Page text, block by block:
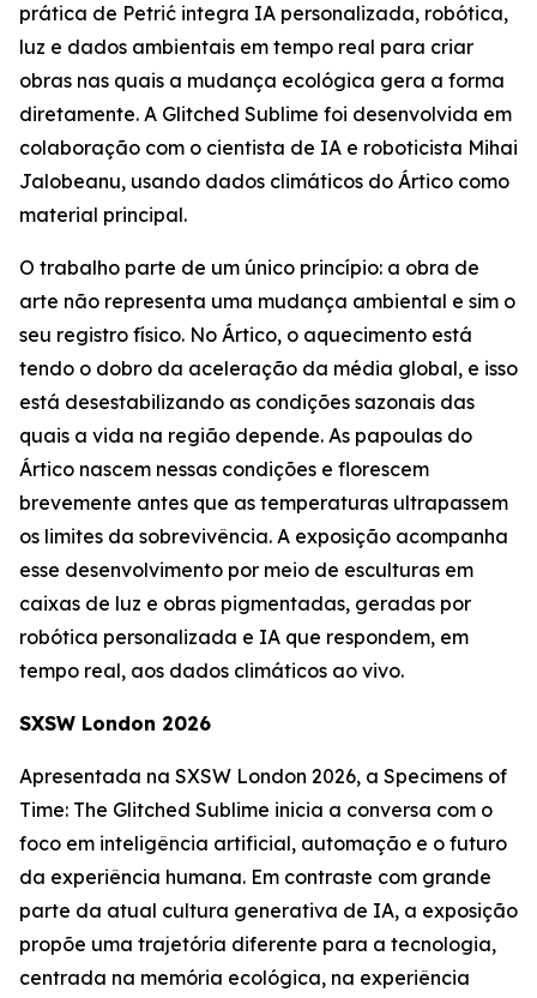
prática de Petrić integra IA personalizada, robótica,
luz e dados ambientais em tempo real para criar
obras nas quais a mudança ecológica gera a forma
diretamente. A Glitched Sublime foi desenvolvida em
colaboração com o cientista de IA e roboticista Mihai
Jalobeanu, usando dados climáticos do Ártico como
material principal.
O trabalho parte de um único princípio: a obra de
arte não representa uma mudança ambiental e sim o
seu registro físico. No Ártico, o aquecimento está
tendo o dobro da aceleração da média global, e isso
está desestabilizando as condições sazonais das
quais a vida na região depende. As papoulas do
Ártico nascem nessas condições e florescem
brevemente antes que as temperaturas ultrapassem
os limites da sobrevivência. A exposição acompanha
esse desenvolvimento por meio de esculturas em
caixas de luz e obras pigmentadas, geradas por
robótica personalizada e IA que respondem, em
tempo real, aos dados climáticos ao vivo.
SXSW London 2026
Apresentada na SXSW London 2026, a Specimens of
Time: The Glitched Sublime inicia a conversa com o
foco em inteligência artificial, automação e o futuro
da experiência humana. Em contraste com grande
parte da atual cultura generativa de IA, a exposição
propõe uma trajetória diferente para a tecnologia,
centrada na memória ecológica, na experiência